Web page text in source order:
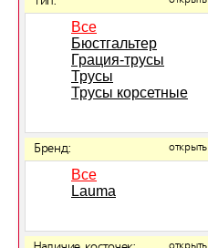
Все
Бюстгальтер
Грация-трусы
Трусы
Трусы корсетные
Бренд: открыть
Все
Lauma